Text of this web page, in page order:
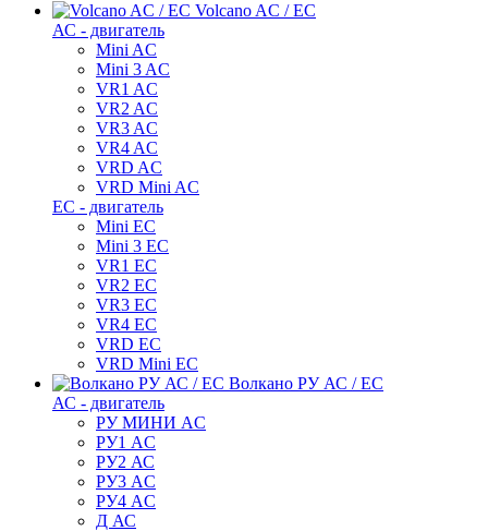
Volcano AC / EC
АС - двигатель
Mini AC
Mini 3 AC
VR1 AC
VR2 AC
VR3 AC
VR4 AC
VRD AC
VRD Mini AC
ЕС - двигатель
Mini EC
Mini 3 EC
VR1 EC
VR2 EC
VR3 EC
VR4 EC
VRD EC
VRD Mini EC
Волкано РУ АС / ЕС
АС - двигатель
РУ МИНИ AC
РУ1 AC
РУ2 АС
РУ3 AC
РУ4 AC
Д АС